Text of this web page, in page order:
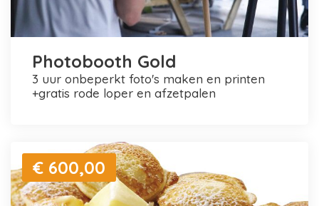
Photobooth Gold
3 uur onbeperkt foto's maken en printen
+gratis rode loper en afzetpalen
€ 600,00